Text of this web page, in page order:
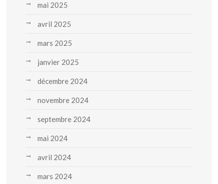
mai 2025
avril 2025
mars 2025
janvier 2025
décembre 2024
novembre 2024
septembre 2024
mai 2024
avril 2024
mars 2024